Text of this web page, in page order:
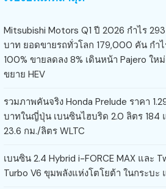
Mitsubishi Motors Q1 ปี 2026 กำไร
บาท ยอดขายรถทั่วโลก 179,000 คัน กำไ
100% ขายลดลง 8% เดินหน้า Pajero ใหม่
ขยาย HEV
รวมภาพคันจริง Honda Prelude ราคา
บาทในญี่ปุ่น เบนซินไฮบริด 2.0 ลิตร 184
23.6 กม./ลิตร WLTC
เบนซิน 2.4 Hybrid i-FORCE MAX และ
Turbo V6 ขุมพลังแห่งโตโยต้า ในกระบะ